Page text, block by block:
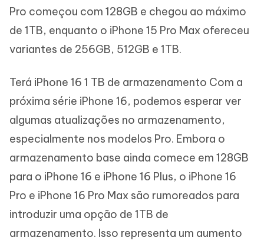
Pro começou com 128GB e chegou ao máximo
de 1TB, enquanto o iPhone 15 Pro Max ofereceu
variantes de 256GB, 512GB e 1TB.
Terá iPhone 16 1 TB de armazenamento Com a
próxima série iPhone 16, podemos esperar ver
algumas atualizações no armazenamento,
especialmente nos modelos Pro. Embora o
armazenamento base ainda comece em 128GB
para o iPhone 16 e iPhone 16 Plus, o iPhone 16
Pro e iPhone 16 Pro Max são rumoreados para
introduzir uma opção de 1TB de
armazenamento. Isso representa um aumento